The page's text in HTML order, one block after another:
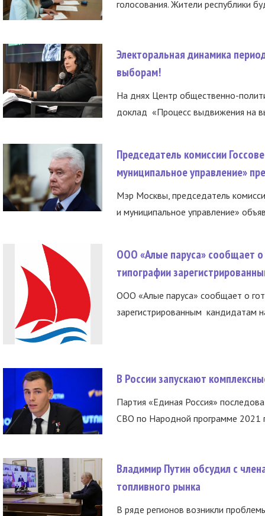
голосования. Жители республики
Электоральная динамика
выборам!
На днях Центр общественно-
доклад «Процесс выдвижения на
Председатель комиссии
муниципальное управление»
Мэр Москвы, председатель
и муниципальное управление»
ООО «Алые паруса» сообщает о
типографии
ООО «Алые паруса» сообщает о
зарегистрированным кандидатам
В России запускают
Партия «Единая Россия»
СВО по Народной программе 2021
Владимир Путин обсудил с
топливного рынка
В ряде регионов возникли